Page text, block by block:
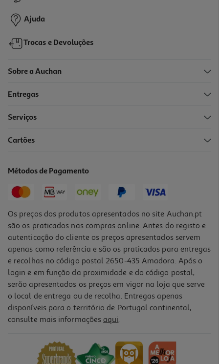
5,40 €
-20%
Creme Modelador Lola Bossa 1kg
Price reduced from
21,06 €
Ajuda
Trocas e Devoluções
Sobre a Auchan
Entregas
Serviços
Cartões
Métodos de Pagamento
Os preços dos produtos apresentados no site Auchan.pt
são os praticados nas compras online. Antes do registo e
autenticação do cliente os preços apresentados servem
apenas como referência e são os praticados para entregas
e recolhas no código postal 2650-435 Amadora. Após o
login e em função da proximidade e do código postal,
serão apresentados os preços em vigor na loja que serve
o local de entrega ou de recolha. Entregas apenas
disponíveis para o território de Portugal continental,
consulte mais informações aqui.